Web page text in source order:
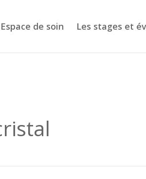
Espace de soin Les stages et